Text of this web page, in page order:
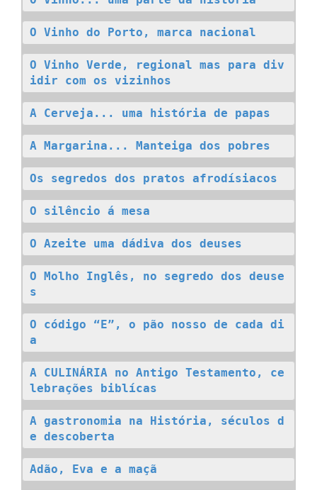
O Vinho do Porto, marca nacional
O Vinho Verde, regional mas para div
idir com os vizinhos
A Cerveja... uma história de papas
A Margarina... Manteiga dos pobres
Os segredos dos pratos afrodísiacos
O silêncio á mesa
O Azeite uma dádiva dos deuses
O Molho Inglês, no segredo dos deuse
s
O código “E”, o pão nosso de cada di
a
A CULINÁRIA no Antigo Testamento, ce
lebrações biblícas
A gastronomia na História, séculos d
e descoberta
Adão, Eva e a maçã